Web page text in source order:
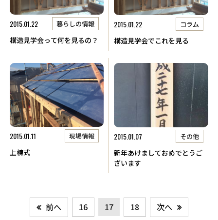
2015.01.22 暮らしの情報
構造見学会って何を見るの？
2015.01.22 コラム
構造見学会でこれを見る
2015.01.11 現場情報
上棟式
2015.01.07 その他
新年あけましておめでとうご
ざいます
前へ 16 17 18 次へ